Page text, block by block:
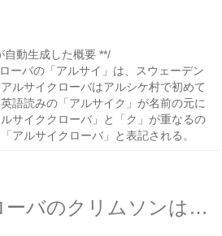
自動生成した概要 **/
ーバの「アルサイ」は、スウェーデン
ルサイクローバはアルシケ村で初めて
語読みの「アルサイク」が名前の元に
サイククローバ」と「ク」が重なるの
アルサイクローバ」と表記される。
クリムソンクローバのクリムソンはどんな意味？